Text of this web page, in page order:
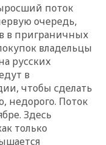
поток
очередь,
в приграничных
владельцы
русских
в
чтобы сделать
недорого. Поток
Здесь
только